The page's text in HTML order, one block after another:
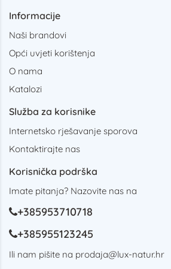
Informacije
Naši brandovi
Opći uvjeti korištenja
O nama
Katalozi
Služba za korisnike
Internetsko rješavanje sporova
Kontaktirajte nas
Korisnička podrška
Imate pitanja? Nazovite nas na
+385953710718
+385955123245
Ili nam pišite na prodaja@lux-natur.hr